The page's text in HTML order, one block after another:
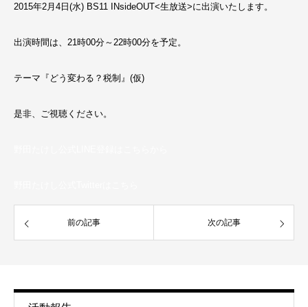
2015年2月4日(水) BS11 INsideOUT<生放送>に出演いたします。
出演時間は、21時00分～22時00分を予定。
テーマ『どう変わる？税制』(仮)
是非、ご視聴ください。
前の記事 次の記事